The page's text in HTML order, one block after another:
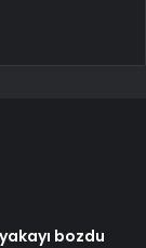
bozdu